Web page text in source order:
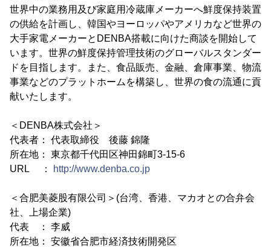
世界中の業務用及び家庭用冷蔵庫メーカーへ鮮度保持装置
の供給を計画し、韓国やヨーロッパやアメリカなど世界の
大手家電メーカーとDENBA搭載に向けた商談を開始して
います。世界の鮮度保持管理技術のグローバルスタンダー
ドを目指します。また、食品販売、金融、倉庫事業、物流
事業などのプラットホームを構築し、世界の食の流通に貢
献いたします。
＜DENBA株式会社＞
代表者： 代表取締役 後藤 錦隆
所在地： 東京都千代田区神田錦町3-15-6
URL ：
http://www.denba.co.jp
＜合肥美菱股有限公司＞(台湾、香港、マカオとの合弁会
社、上場企業)
代表 ： 李威
所在地： 安徽省合肥市経済技術開発区